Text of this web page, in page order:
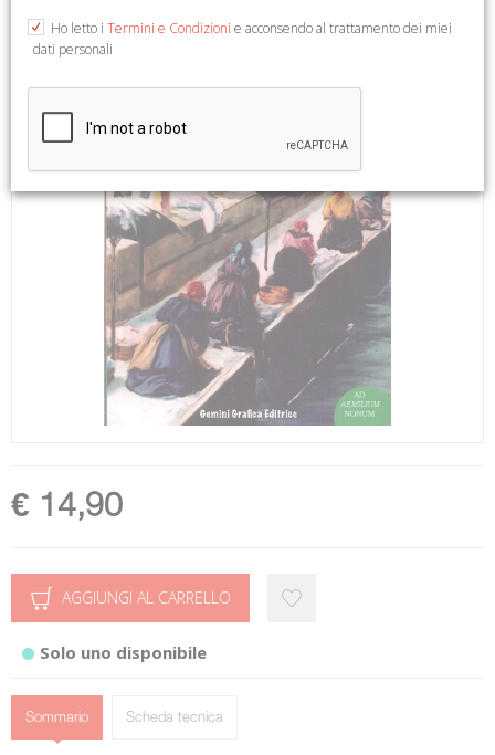
€ 14,90
AGGIUNGI AL CARRELLO
Solo uno disponibile
Sommario Scheda tecnica
Ho letto i Termini e Condizioni e acconsendo al trattamento dei miei
dati personali